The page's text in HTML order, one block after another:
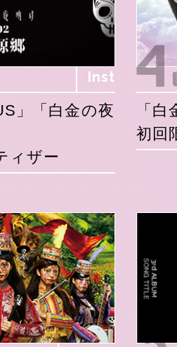
Inst
」「白金の夜
ィザー
「
初回